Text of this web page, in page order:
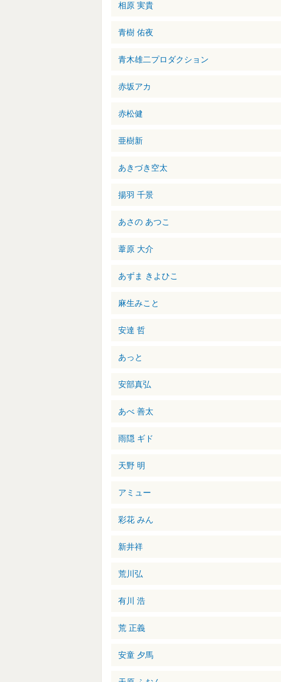
相原 実貴
青樹 佑夜
青木雄二プロダクション
赤坂アカ
赤松健
亜樹新
あきづき空太
揚羽 千景
あさの あつこ
葦原 大介
あずま きよひこ
麻生みこと
安達 哲
あっと
安部真弘
あべ 善太
雨隠 ギド
天野 明
アミュー
彩花 みん
新井祥
荒川弘
有川 浩
荒 正義
安童 夕馬